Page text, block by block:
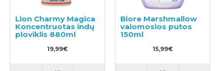
Lion Charmy Magica
Koncentruotas indų
ploviklis 880ml
19,99€
Biore Marshmallow
valomosios putos
150ml
15,99€